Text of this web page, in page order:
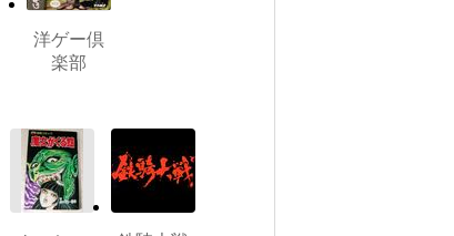
洋ゲー倶
楽部